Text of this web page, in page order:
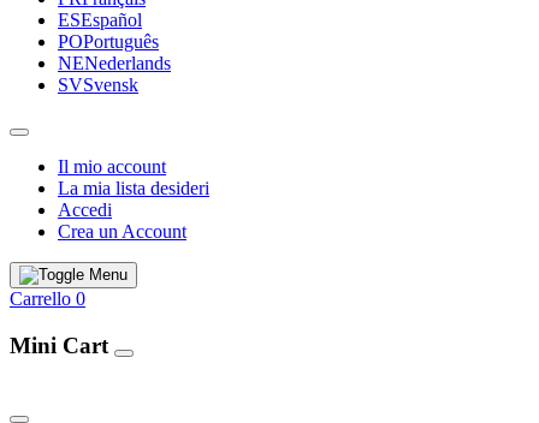
ESEspañol
POPortuguês
NENederlands
SVSvensk
Il mio account
La mia lista desideri
Accedi
Crea un Account
Carrello 0
Mini Cart